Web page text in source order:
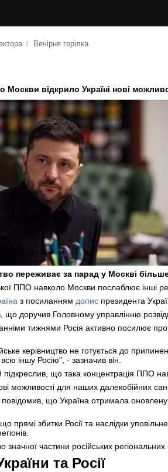
Вечірня горілка
відкрило Україні нові
переживає за парад у Москві
ППО навколо Москви послаблює інші
з посиланням допис президента
що доручив Головному управлінню
тижнями Росія активно посилює
керівництво не готується до
іншу Росію", - зазначив він.
що така концентрація ППО
можливості для наших далекобійних
що Україна отримала оновлену
прямі збитки Росії та наслідки
значної частини російських
та Росії